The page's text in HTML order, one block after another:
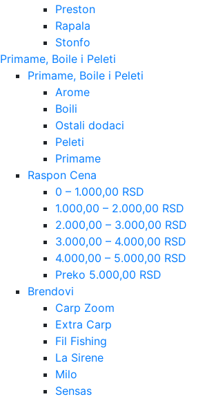
Preston
Rapala
Stonfo
Primame, Boile i Peleti
Primame, Boile i Peleti
Arome
Boili
Ostali dodaci
Peleti
Primame
Raspon Cena
0 – 1.000,00 RSD
1.000,00 – 2.000,00 RSD
2.000,00 – 3.000,00 RSD
3.000,00 – 4.000,00 RSD
4.000,00 – 5.000,00 RSD
Preko 5.000,00 RSD
Brendovi
Carp Zoom
Extra Carp
Fil Fishing
La Sirene
Milo
Sensas